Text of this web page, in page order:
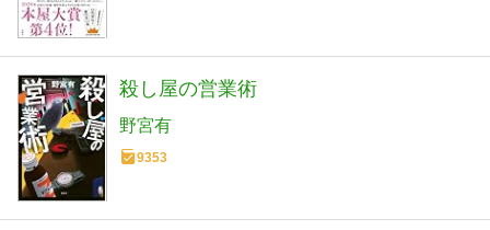
殺し屋の営業術
野宮有
9353